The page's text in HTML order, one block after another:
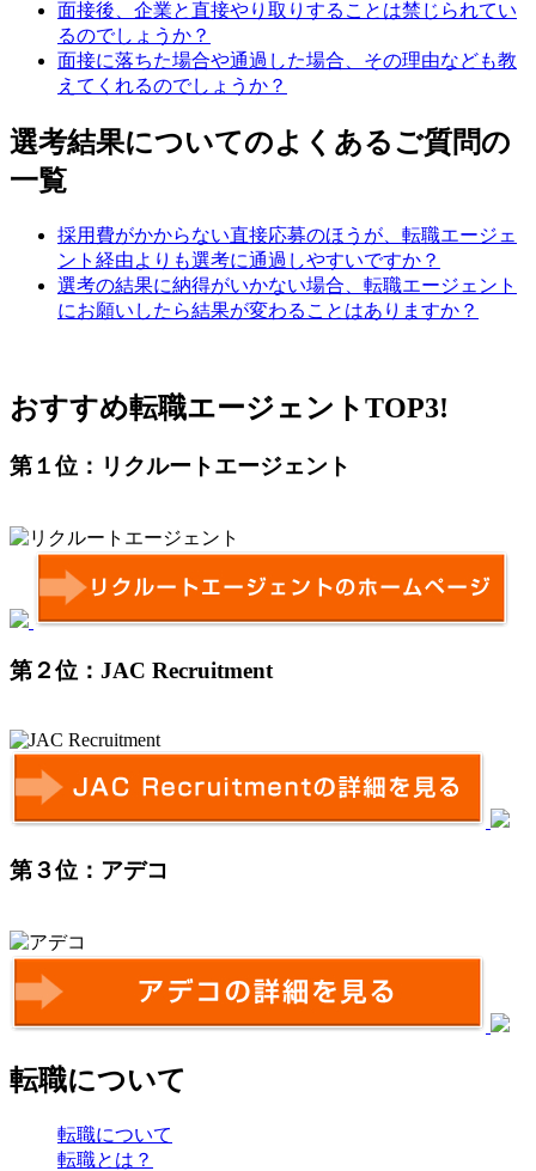
面接後、企業と直接やり取りすることは禁じられてい
るのでしょうか？
面接に落ちた場合や通過した場合、その理由なども教
えてくれるのでしょうか？
選考結果についてのよくあるご質問の
一覧
採用費がかからない直接応募のほうが、転職エージェ
ント経由よりも選考に通過しやすいですか？
選考の結果に納得がいかない場合、転職エージェント
にお願いしたら結果が変わることはありますか？
おすすめ転職エージェントTOP3!
第１位：リクルートエージェント
第２位：JAC Recruitment
第３位：アデコ
転職について
転職について
転職とは？